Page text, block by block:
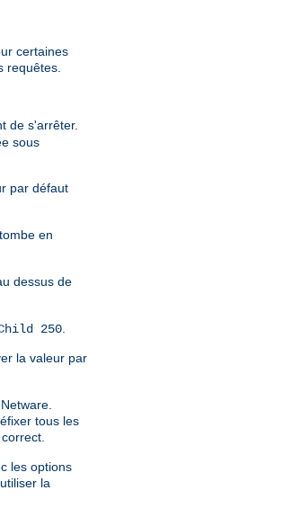
certaines
requêtes.
de s'arrêter.
sous
par défaut
en
dessus de
250.
la valeur par
tous les
les options
la